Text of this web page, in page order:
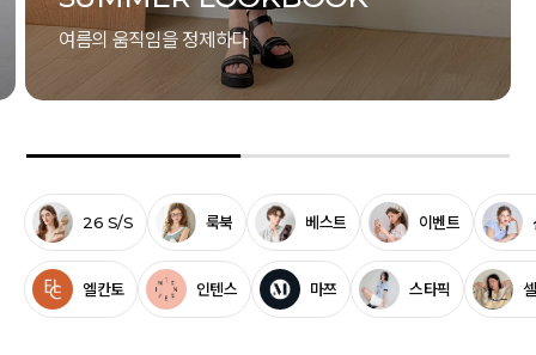
26 S/S 룩북 베스트 이벤트
엘칸토 인텐스 마쯔 스타픽